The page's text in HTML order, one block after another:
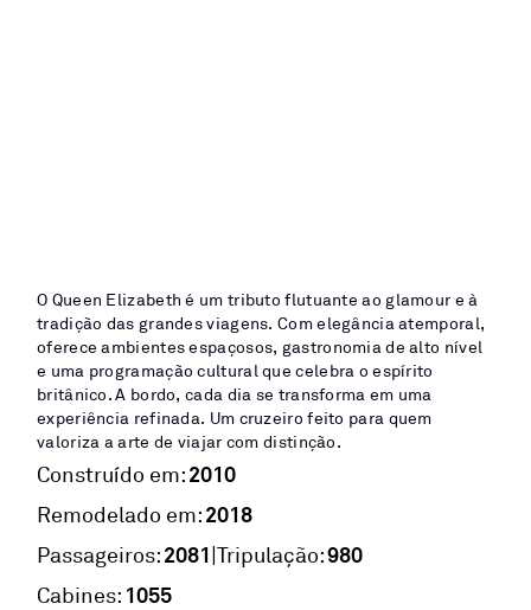
O Queen Elizabeth é um tributo flutuante ao glamour e à
tradição das grandes viagens. Com elegância atemporal,
oferece ambientes espaçosos, gastronomia de alto nível
e uma programação cultural que celebra o espírito
britânico. A bordo, cada dia se transforma em uma
experiência refinada. Um cruzeiro feito para quem
valoriza a arte de viajar com distinção.
Construído em:2010
Remodelado em:2018
Passageiros:2081|Tripulação:980
Cabines: 1055